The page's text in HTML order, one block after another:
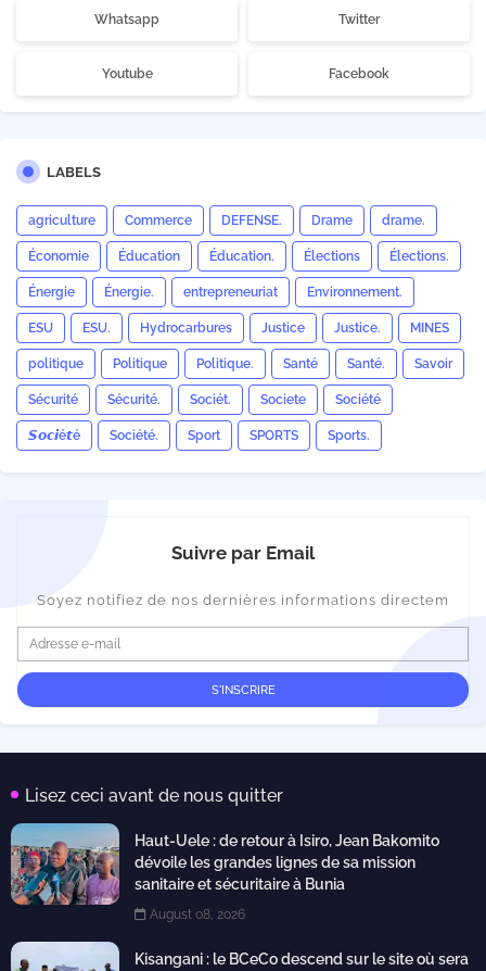
Whatsapp Twitter
Youtube Facebook
LABELS
agriculture Commerce DEFENSE. Drame drame.
Économie Éducation Éducation. Élections Élections.
Énergie Énergie. entrepreneuriat Environnement.
ESU ESU. Hydrocarbures Justice Justice. MINES
politique Politique Politique. Santé Santé. Savoir
Sécurité Sécurité. Sociét. Societe Société
𝙎𝙤𝙘𝙞é𝙩é Société. Sport SPORTS Sports.
Suivre par Email
Soyez notifiez de nos dernières informations directem
Lisez ceci avant de nous quitter
Haut-Uele : de retour à Isiro, Jean Bakomito
dévoile les grandes lignes de sa mission
sanitaire et sécuritaire à Bunia
August 08, 2026
Kisangani : le BCeCo descend sur le site où sera